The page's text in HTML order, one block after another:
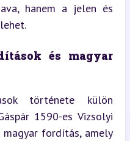
hanem a jelen és
és magyar
története külön
1590-es Vizsolyi
fordítás, amely